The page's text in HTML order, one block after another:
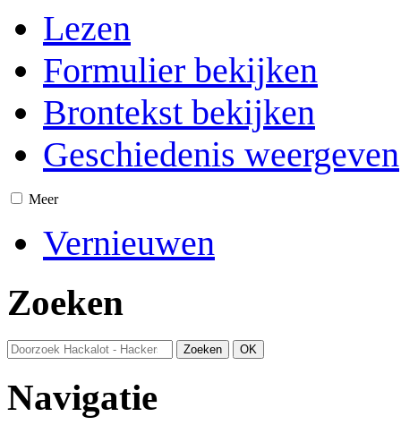
Lezen
Formulier bekijken
Brontekst bekijken
Geschiedenis weergeven
Meer
Vernieuwen
Zoeken
Navigatie